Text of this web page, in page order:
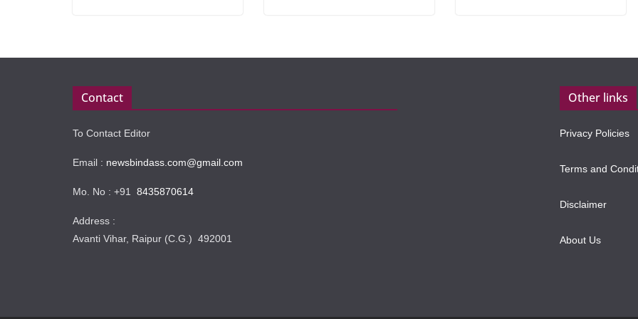
Contact
To Contact Editor
Email : newsbindass.com@gmail.com
Mo. No : +91 8435870614
Address :
Avanti Vihar, Raipur (C.G.) 492001
Other links
Privacy Policies
Terms and
Disclaimer
About Us